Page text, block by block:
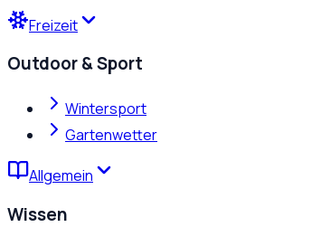
Freizeit
Outdoor & Sport
Wintersport
Gartenwetter
Allgemein
Wissen